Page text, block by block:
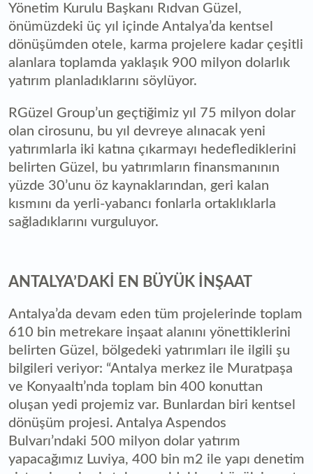
Yönetim Kurulu Başkanı Rıdvan Güzel,
önümüzdeki üç yıl içinde Antalya’da kentsel
dönüşümden otele, karma projelere kadar çeşitli
alanlara toplamda yaklaşık 900 milyon dolarlık
yatırım planladıklarını söylüyor.
RGüzel Group’un geçtiğimiz yıl 75 milyon dolar
olan cirosunu, bu yıl devreye alınacak yeni
yatırımlarla iki katına çıkarmayı hedeflediklerini
belirten Güzel, bu yatırımların finansmanının
yüzde 30’unu öz kaynaklarından, geri kalan
kısmını da yerli-yabancı fonlarla ortaklıklarla
sağladıklarını vurguluyor.
ANTALYA’DAKİ EN BÜYÜK İNŞAAT
Antalya’da devam eden tüm projelerinde toplam
610 bin metrekare inşaat alanını yönettiklerini
belirten Güzel, bölgedeki yatırımları ile ilgili şu
bilgileri veriyor: “Antalya merkez ile Muratpaşa
ve Konyaaltı’nda toplam bin 400 konuttan
oluşan yedi projemiz var. Bunlardan biri kentsel
dönüşüm projesi. Antalya Aspendos
Bulvarı’ndaki 500 milyon dolar yatırım
yapacağımız Luviya, 400 bin m2 ile yapı denetim